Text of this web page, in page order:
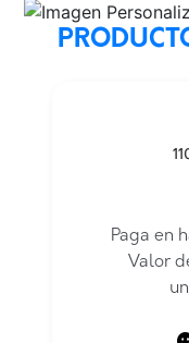
original
actual
Paga en
Valor